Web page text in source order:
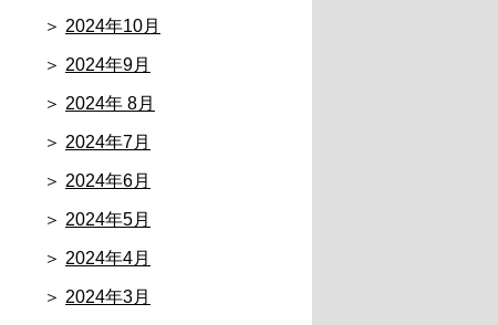
2024年10月
2024年9月
2024年 8月
2024年7月
2024年6月
2024年5月
2024年4月
2024年3月